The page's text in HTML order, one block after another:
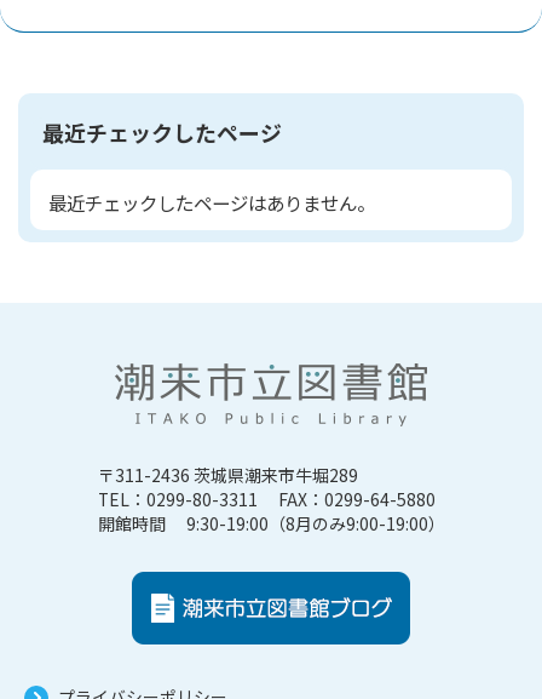
最近チェックしたページ
最近チェックしたページはありません。
〒311-2436 茨城県潮来市牛堀289
TEL：0299-80-3311 FAX：0299-64-5880
開館時間 9:30-19:00（8月のみ9:00-19:00）